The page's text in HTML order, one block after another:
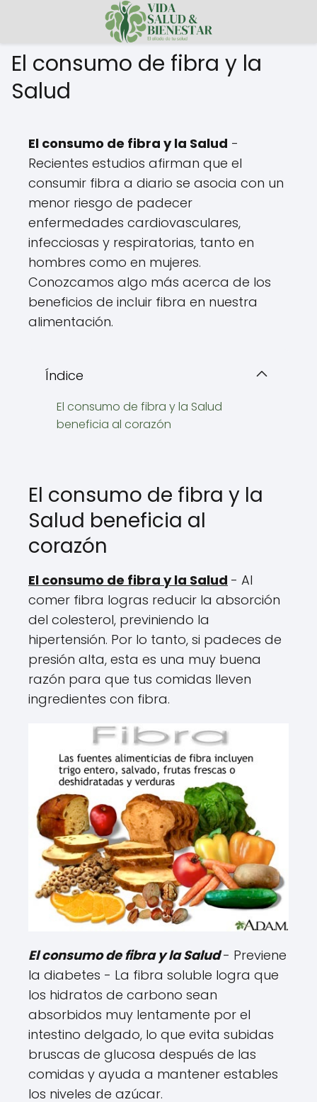
El consumo de fibra y la
Salud
El consumo de fibra y la Salud -
Recientes estudios afirman que el
consumir fibra a diario se asocia con un
menor riesgo de padecer
enfermedades cardiovasculares,
infecciosas y respiratorias, tanto en
hombres como en mujeres.
Conozcamos algo más acerca de los
beneficios de incluir fibra en nuestra
alimentación.
Índice
El consumo de fibra y la Salud
beneficia al corazón
El consumo de fibra y la
Salud beneficia al
corazón
El consumo de fibra y la Salud - Al
comer fibra logras reducir la absorción
del colesterol, previniendo la
hipertensión. Por lo tanto, si padeces de
presión alta, esta es una muy buena
razón para que tus comidas lleven
ingredientes con fibra.
El consumo de fibra y la Salud - Previene
la diabetes - La fibra soluble logra que
los hidratos de carbono sean
absorbidos muy lentamente por el
intestino delgado, lo que evita subidas
bruscas de glucosa después de las
comidas y ayuda a mantener estables
los niveles de azúcar.